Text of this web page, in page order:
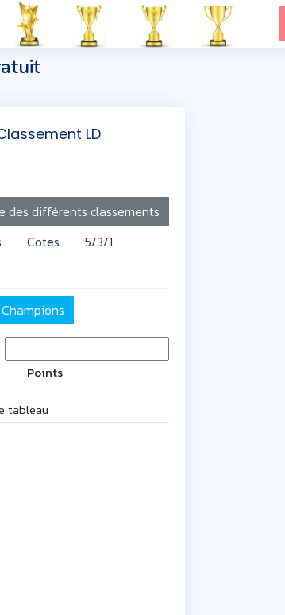
LD
des différents classements
Cotes
5/3/1
Points
Points
tableau